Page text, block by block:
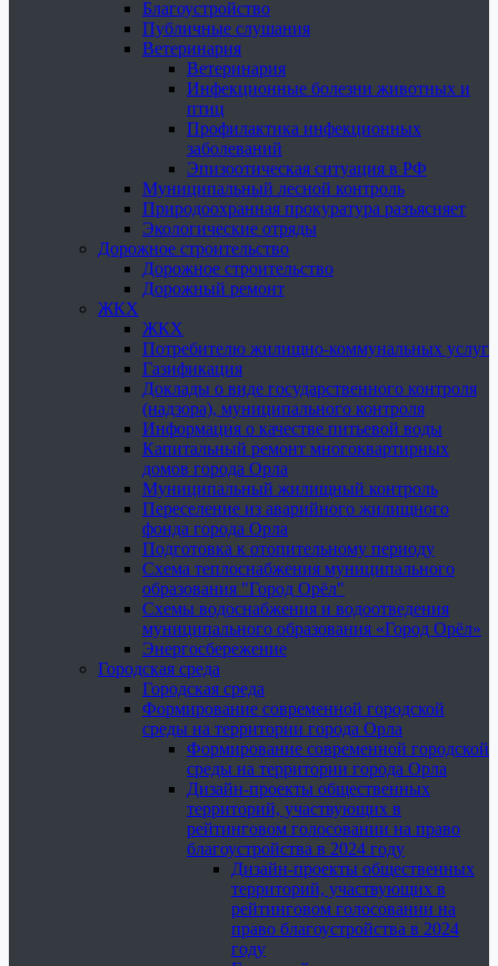
Благоустройство
Публичные слушания
Ветеринария
Ветеринария
Инфекционные болезни животных и
птиц
Профилактика инфекционных
заболеваний
Эпизоотическая ситуация в РФ
Муниципальный лесной контроль
Природоохранная прокуратура разъясняет
Экологические отряды
Дорожное строительство
Дорожное строительство
Дорожный ремонт
ЖКХ
ЖКХ
Потребителю жилищно-коммунальных услуг
Газификация
Доклады о виде государственного контроля
(надзора), муниципального контроля
Информация о качестве питьевой воды
Капитальный ремонт многоквартирных
домов города Орла
Муниципальный жилищный контроль
Переселение из аварийного жилищного
фонда города Орла
Подготовка к отопительному периоду
Схема теплоснабжения муниципального
образования "Город Орёл"
Схемы водоснабжения и водоотведения
муниципального образования «Город Орёл»
Энергосбережение
Городская среда
Городская среда
Формирование современной городской
среды на территории города Орла
Формирование современной городской
среды на территории города Орла
Дизайн-проекты общественных
территорий, участвующих в
рейтинговом голосовании на право
благоустройства в 2024 году
Дизайн-проекты общественных
территорий, участвующих в
рейтинговом голосовании на
право благоустройства в 2024
году